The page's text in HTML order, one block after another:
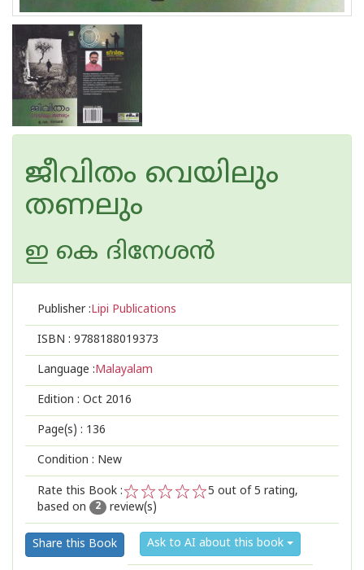
ജീവിതം വെയിലും
തണലും
ഇ കെ ദിനേശ‌ന്‍
Publisher :Lipi Publications
ISBN : 9788188019373
Language :Malayalam
Edition : Oct 2016
Page(s) : 136
Condition : New
Rate this Book :
2
1
5 out of 5 rating,
based on
2 review(s)
Share this Book Ask to AI about this book